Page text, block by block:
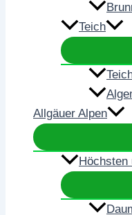
Teich
Allgäuer Alpen
Höchsten